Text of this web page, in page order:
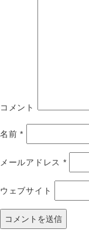
コメント
名前*
メールアドレス *
ウェブサイト